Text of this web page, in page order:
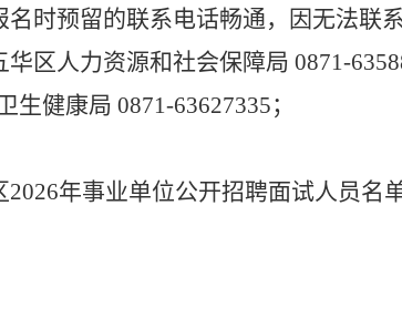
名时预留的联系电话畅通，因无法联
华区人力资源和社会保障局 0871-
康局 0871-63627335；
2026年事业单位公开招聘面试人员名